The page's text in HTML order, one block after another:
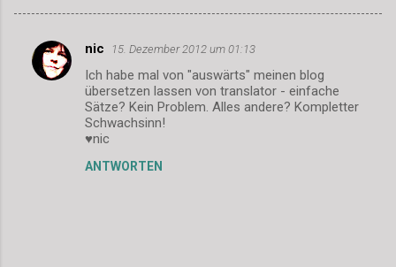
K
o
nic 15. Dezember 2012 um 01:13
Ich habe mal von "auswärts" meinen blog
übersetzen lassen von translator - einfache
Sätze? Kein Problem. Alles andere? Kompletter
Schwachsinn!
♥nic
ANTWORTEN